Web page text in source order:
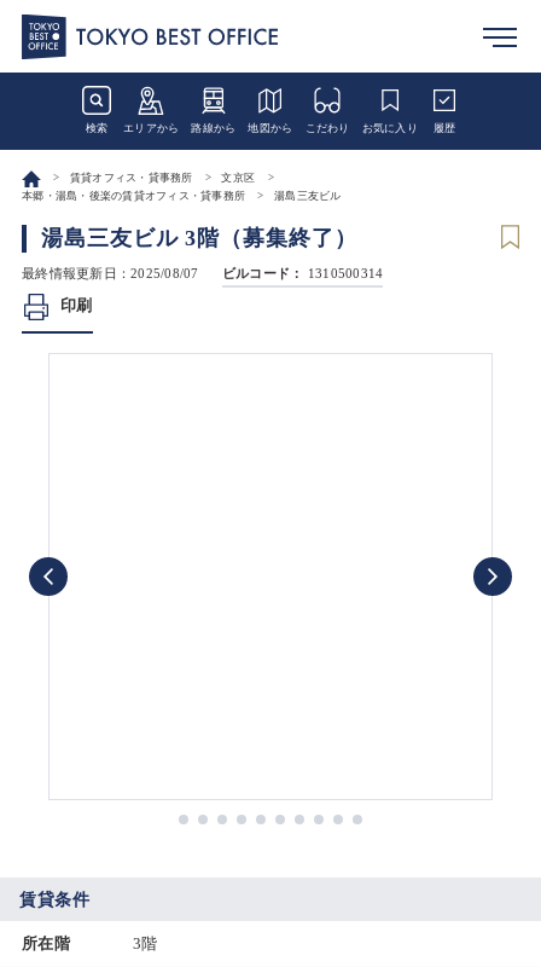
検索 エリアから 路線から 地図から こだわり お気に入り 履歴
賃貸オフィス・貸事務所
文京区
本郷・湯島・後楽の賃貸オフィス・貸事務所
湯島三友ビル
湯島三友ビル 3階（募集終了）
最終情報更新日：2025/08/07 ビルコード： 1310500314
印刷
賃貸条件
所在階 3階